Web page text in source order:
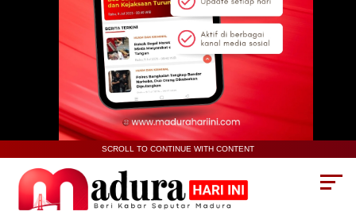
SCROLL TO CONTINUE WITH CONTENT